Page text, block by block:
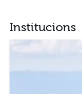
Institucions